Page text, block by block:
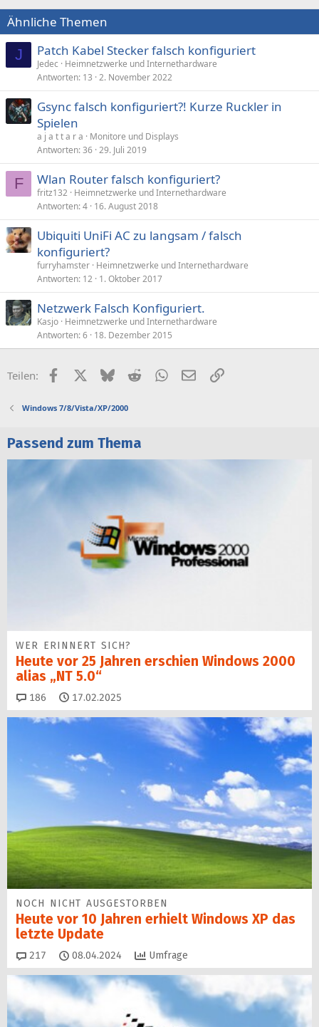
Ähnliche Themen
J Patch Kabel Stecker falsch konfiguriert
Jedec
Heimnetzwerke und Internethardware
Antworten 13 2. November 2022
Gsync falsch konfiguriert?! Kurze Ruckler in
Spielen
a j a t t a r a
Monitore und Displays
Antworten 36 29. Juli 2019
F Wlan Router falsch konfiguriert?
fritz132 Heimnetzwerke und Internethardware
Antworten 4 16. August 2018
Ubiquiti UniFi AC zu langsam / falsch
konfiguriert?
furryhamster Heimnetzwerke und Internethardware
Antworten 12 1. Oktober 2017
Netzwerk Falsch Konfiguriert.
Kasjo Heimnetzwerke und Internethardware
Antworten 6 18. Dezember 2015
Teilen: FacebookX (Twitter)
BlueskyRedditWhatsApp
E-MailLink
Windows 7/8/Vista/XP/2000
Passend zum Thema
WER ERINNERT SICH?
Heute vor 25 Jahren erschien Windows 2000
alias „NT 5.0“
186 Kommentare
17.02.2025
NOCH NICHT AUSGESTORBEN
Heute vor 10 Jahren erhielt Windows XP das
letzte Update
217 Kommentare
08.04.2024 Umfrage